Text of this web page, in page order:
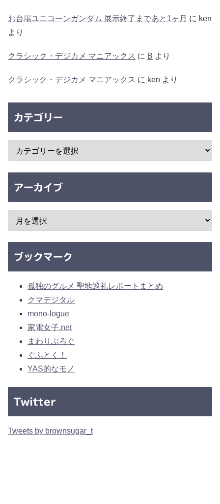
お台場ユニコーンガンダム 展示終了まであと1ヶ月 に ken
より
クラシック・デジカメ マニアックス に B より
クラシック・デジカメ マニアックス に ken より
カテゴリー
アーカイブ
ブックマーク
孤独のグルメ 聖地巡礼レポートまとめ
クマデジタル
mono-logue
家電女子.net
まわりぶろぐ
ぐふとく！
YAS的なモノ
Twitter
Tweets by brownsugar_t